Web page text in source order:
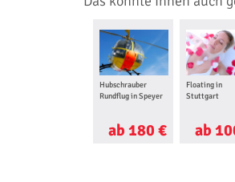
Hubschrauber
Rundflug in Speyer
ab 180 €
Floating in
Stuttgart
ab